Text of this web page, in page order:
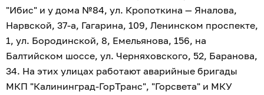
"Ибис" и у дома №84, ул. Кропоткина — Яналова,
Нарвской, 37-а, Гагарина, 109, Ленинском проспекте,
1, ул. Бородинской, 8, Емельянова, 156, на
Балтийском шоссе, ул. Черняховского, 52, Баранова,
34. На этих улицах работают аварийные бригады
МКП "Калининград-ГорТранс", "Горсвета" и МКУ